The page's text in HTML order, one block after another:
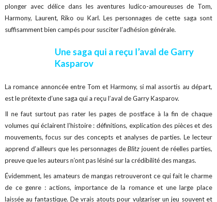
plonger avec délice dans les aventures ludico-amoureuses de Tom,
Harmony, Laurent, Riko ou Karl. Les personnages de cette saga sont
suffisamment bien campés pour susciter l’adhésion générale.
Une saga qui a reçu l’aval de Garry
Kasparov
La romance annoncée entre Tom et Harmony, si mal assortis au départ,
est le prétexte d’une saga qui a reçu l’aval de Garry Kasparov.
Il ne faut surtout pas rater les pages de postface à la fin de chaque
volumes qui éclairent l’histoire : définitions, explication des pièces et des
mouvements, focus sur des concepts et analyses de parties. Le lecteur
apprend d’ailleurs que les personnages deBlitz jouent de réelles parties,
preuve que les auteurs n’ont pas lésiné sur la crédibilité des mangas.
Évidemment, les amateurs de mangas retrouveront ce qui fait le charme
de ce genre : actions, importance de la romance et une large place
laissée au fantastique. De vrais atouts pour vulgariser un jeu souvent et